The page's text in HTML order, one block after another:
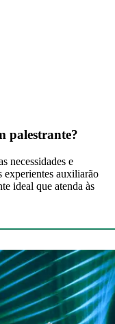
palestrante?
necessidades e
experientes auxiliarão
ideal que atenda às